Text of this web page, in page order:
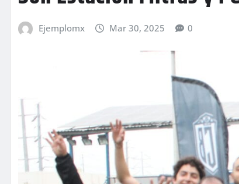
Ejemplomx Mar 30, 2025 0